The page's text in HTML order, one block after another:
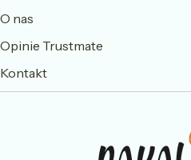
O nas
Opinie Trustmate
Kontakt